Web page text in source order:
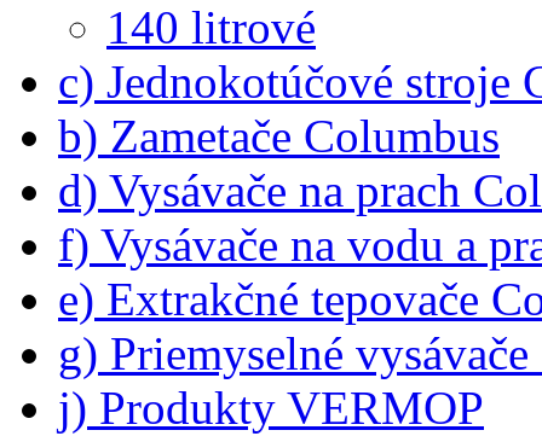
140 litrové
c) Jednokotúčové stroje
b) Zametače Columbus
d) Vysávače na prach
f) Vysávače na vodu a
e) Extrakčné tepovače
g) Priemyselné
j) Produkty VERMOP